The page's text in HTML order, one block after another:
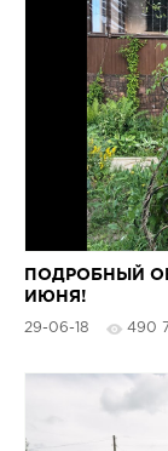
ПОДРОБНЫЙ
ИЮНЯ!
29-06-18 490